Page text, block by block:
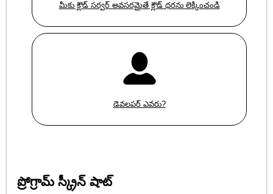
మీకు క్లౌడ్ సర్వర్ అవసరమైతే క్లౌడ్ ధరను లెక్కించండి
డెవలపర్ ఎవరు?
ప్రోగ్రామ్ స్క్రీన్ షాట్